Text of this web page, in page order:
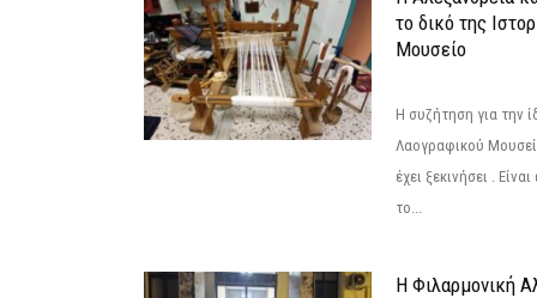
το δικό της
Μουσείο
Η συζήτηση για την
Λαογραφικού
έχει ξεκινήσει .
το...
Η Φιλαρμονική